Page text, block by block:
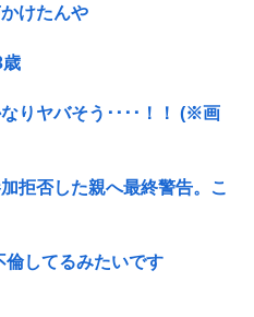
けたんや
りヤバそう････！！ (※画
拒否した親へ最終警告。こ
倫してるみたいです